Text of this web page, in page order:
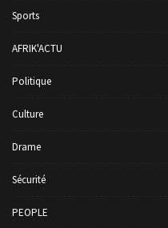
Sports
AFRIK'ACTU
Politique
Culture
Drame
Sécurité
PEOPLE